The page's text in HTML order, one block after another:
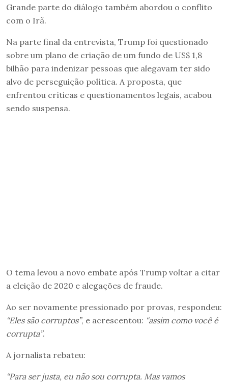
Grande parte do diálogo também abordou o conflito
com o Irã.
Na parte final da entrevista, Trump foi questionado
sobre um plano de criação de um fundo de US$ 1,8
bilhão para indenizar pessoas que alegavam ter sido
alvo de perseguição política. A proposta, que
enfrentou críticas e questionamentos legais, acabou
sendo suspensa.
O tema levou a novo embate após Trump voltar a citar
a eleição de 2020 e alegações de fraude.
Ao ser novamente pressionado por provas, respondeu:
“Eles são corruptos”, e acrescentou: “assim como você é
corrupta”.
A jornalista rebateu:
“Para ser justa, eu não sou corrupta. Mas vamos